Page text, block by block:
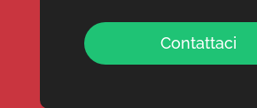
Contattaci